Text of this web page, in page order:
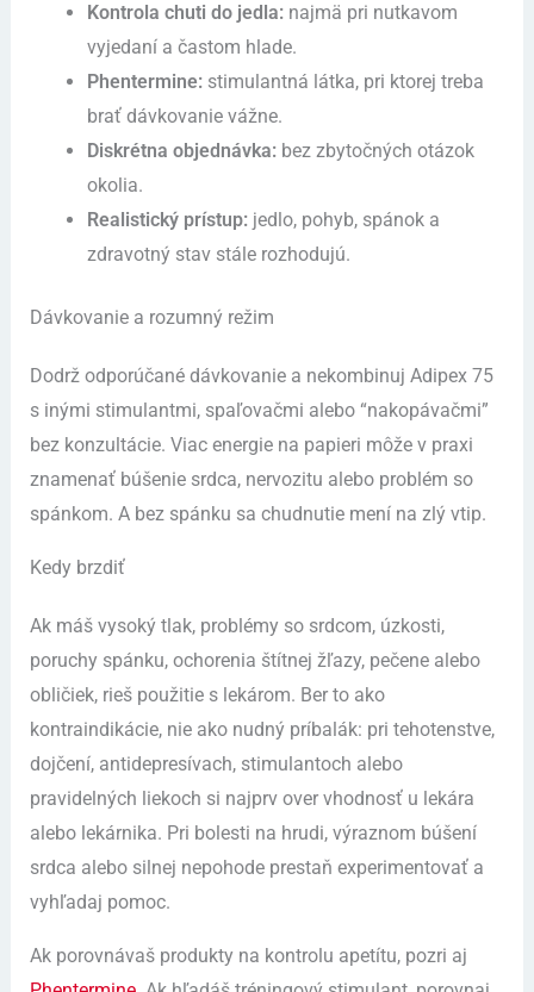
Kontrola chuti do jedla:najmä pri nutkavom
vyjedaní a častom hlade.
Phentermine:stimulantná látka, pri ktorej treba
brať dávkovanie vážne.
Diskrétna objednávka:bez zbytočných otázok
okolia.
Realistický prístup:jedlo, pohyb, spánok a
zdravotný stav stále rozhodujú.
Dávkovanie a rozumný režim
Dodrž odporúčané dávkovanie a nekombinuj Adipex 75
s inými stimulantmi, spaľovačmi alebo “nakopávačmi”
bez konzultácie. Viac energie na papieri môže v praxi
znamenať búšenie srdca, nervozitu alebo problém so
spánkom. A bez spánku sa chudnutie mení na zlý vtip.
Kedy brzdiť
Ak máš vysoký tlak, problémy so srdcom, úzkosti,
poruchy spánku, ochorenia štítnej žľazy, pečene alebo
obličiek, rieš použitie s lekárom. Ber to ako
kontraindikácie, nie ako nudný príbalák: pri tehotenstve,
dojčení, antidepresívach, stimulantoch alebo
pravidelných liekoch si najprv over vhodnosť u lekára
alebo lekárnika. Pri bolesti na hrudi, výraznom búšení
srdca alebo silnej nepohode prestaň experimentovať a
vyhľadaj pomoc.
Ak porovnávaš produkty na kontrolu apetítu, pozri aj